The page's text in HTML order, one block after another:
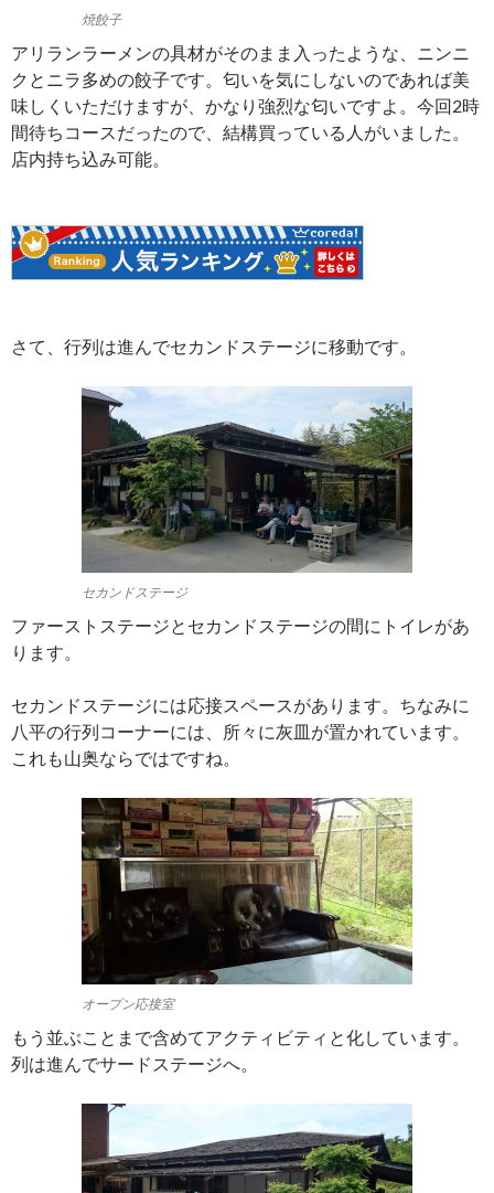
焼餃子
アリランラーメンの具材がそのまま入ったような、ニンニ
クとニラ多めの餃子です。匂いを気にしないのであれば美
味しくいただけますが、かなり強烈な匂いですよ。今回2時
間待ちコースだったので、結構買っている人がいました。
店内持ち込み可能。
さて、行列は進んでセカンドステージに移動です。
セカンドステージ
ファーストステージとセカンドステージの間にトイレがあ
ります。
セカンドステージには応接スペースがあります。ちなみに
八平の行列コーナーには、所々に灰皿が置かれています。
これも山奥ならではですね。
オープン応接室
もう並ぶことまで含めてアクティビティと化しています。
列は進んでサードステージへ。